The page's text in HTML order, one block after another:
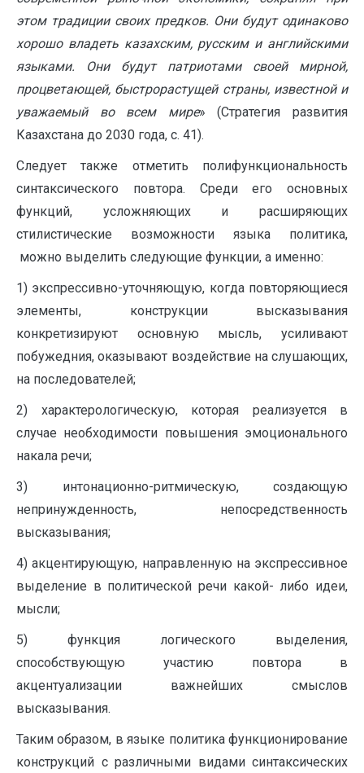
этом традиции своих предков. Они будут одинаково
хорошо владеть казахским, русским и английскими
языками. Они будут патриотами своей мирной,
процветающей, быстрорастущей страны, известной и
уважаемый во всем мире» (Стратегия развития
Казахстана до 2030 года, с. 41).
Следует также отметить полифункциональность
синтаксического повтора. Среди его основных
функций, усложняющих и расширяющих
стилистические возможности языка политика,
можно выделить следующие функции, а именно:
1) экспрессивно-уточняющую, когда повторяющиеся
элементы, конструкции высказывания
конкретизируют основную мысль, усиливают
побужедния, оказывают воздействие на слушающих,
на последователей;
2) характерологическую, которая реализуется в
случае необходимости повышения эмоционального
накала речи;
3) интонационно-ритмическую, создающую
непринужденность, непосредственность
высказывания;
4) акцентирующую, направленную на экспрессивное
выделение в политической речи какой- либо идеи,
мысли;
5) функция логического выделения,
способствующую участию повтора в
акцентуализации важнейших смыслов
высказывания.
Таким образом, в языке политика функционирование
конструкций с различными видами синтаксических